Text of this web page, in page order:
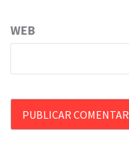
WEB